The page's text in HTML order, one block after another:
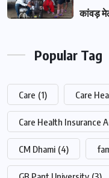
कांवड़
Popular Tag
Care (1) Care
Care Health Insurance
CM Dhami (4)